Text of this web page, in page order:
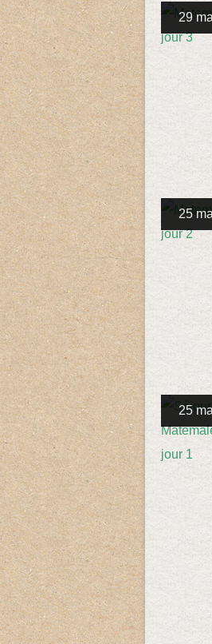
29
25
25